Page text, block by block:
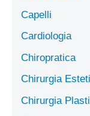
Capelli
Cardiologia
Chiropratica
Chirurgia
Chirurgia